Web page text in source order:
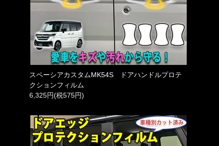
スペーシアカスタムMK54S ドアハンドルプロテ
クションフィルム
6,325円(税575円)